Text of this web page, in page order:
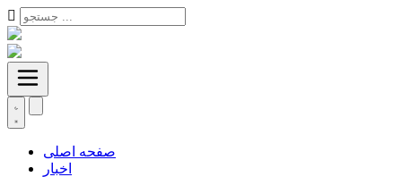
صفحه اصلی
اخبار